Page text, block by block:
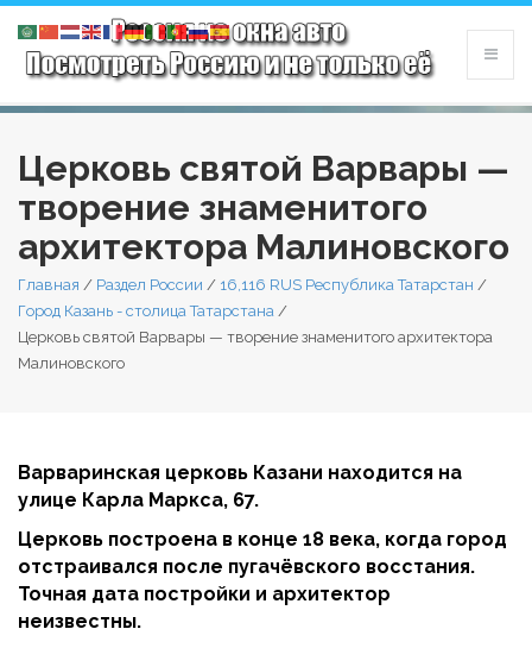
Церковь святой Варвары —
творение знаменитого
архитектора Малиновского
Главная / Раздел России / 16,116 RUS Республика Татарстан /
Город Казань - столица Татарстана /
Церковь святой Варвары — творение знаменитого архитектора
Малиновского
Варваринская церковь Казани находится на
улице Карла Маркса, 67.
Церковь построена в конце 18 века, когда город
отстраивался после пугачёвского восстания.
Точная дата постройки и архитектор
неизвестны.